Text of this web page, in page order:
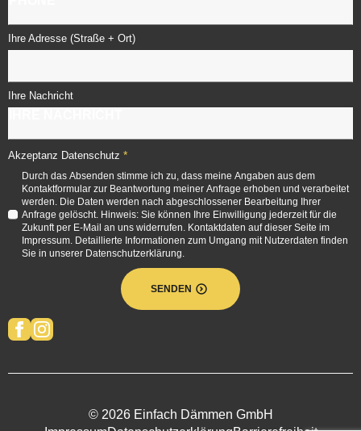
Ihre Adresse (Straße + Ort)
Ihre Nachricht
Akzeptanz Datenschutz *
Durch das Absenden stimme ich zu, dass meine Angaben aus dem
Kontaktformular zur Beantwortung meiner Anfrage erhoben und verarbeitet
werden. Die Daten werden nach abgeschlossener Bearbeitung Ihrer
Anfrage gelöscht. Hinweis: Sie können Ihre Einwilligung jederzeit für die
Zukunft per E-Mail an uns widerrufen. Kontaktdaten auf dieser Seite im
Impressum. Detaillierte Informationen zum Umgang mit Nutzerdaten finden
Sie in unserer Datenschutzerklärung.
SENDEN
© 2026 Einfach Dämmen GmbH